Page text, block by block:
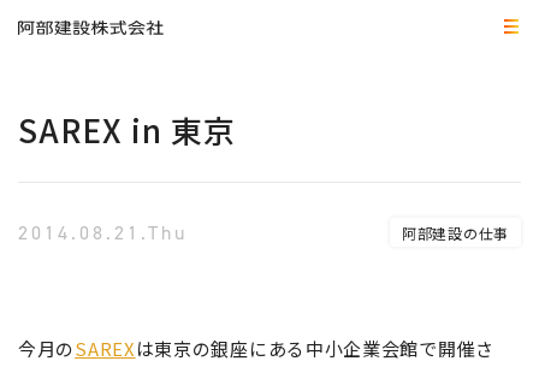
SAREX in 東京
2014.08.21.Thu 阿部建設の仕事
今月のSAREXは東京の銀座にある中小企業会館で開催さ